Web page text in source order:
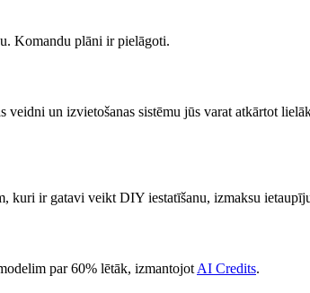
Komandu plāni ir pielāgoti.
veidni un izvietošanas sistēmu jūs varat atkārtot
kuri ir gatavi veikt DIY iestatīšanu, izmaksu
par 60% lētāk, izmantojot AI Credits.